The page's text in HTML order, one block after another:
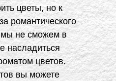
цветы, но к
романтического
мы не сможем в
насладиться
цветов.
вы можете